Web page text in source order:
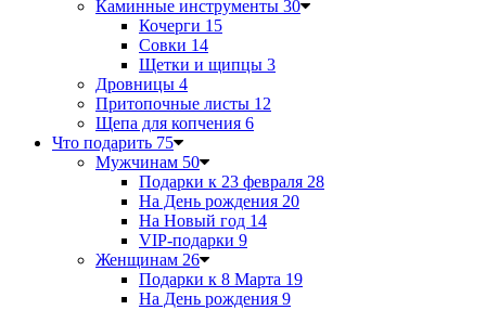
Каминные инструменты 30
Кочерги 15
Совки 14
Щетки и щипцы 3
Дровницы 4
Притопочные листы 12
Щепа для копчения 6
Что подарить 75
Мужчинам 50
Подарки к 23 февраля 28
На День рождения 20
На Новый год 14
VIP-подарки 9
Женщинам 26
Подарки к 8 Марта 19
На День рождения 9